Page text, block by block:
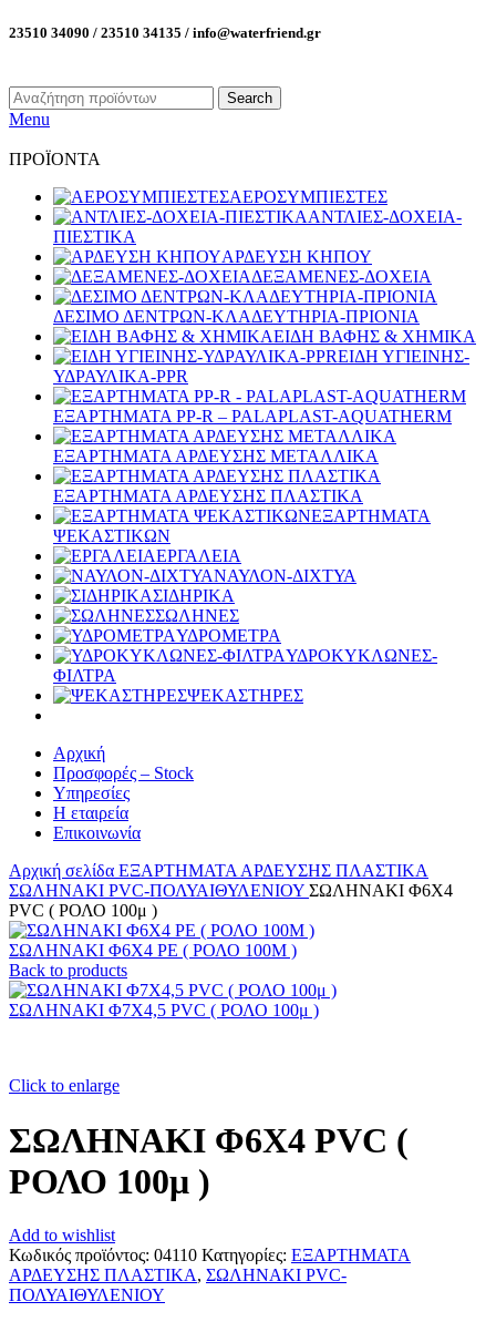
23510 34090 / 23510 34135 / info@waterfriend.gr
Search
Menu
ΠΡΟΪΟΝΤΑ
ΑΕΡΟΣΥΜΠΙΕΣΤΕΣ
ΑΝΤΛΙΕΣ-ΔΟΧΕΙΑ-
ΠΙΕΣΤΙΚΑ
ΑΡΔΕΥΣΗ ΚΗΠΟΥ
ΔΕΞΑΜΕΝΕΣ-ΔΟΧΕΙΑ
ΔΕΣΙΜΟ ΔΕΝΤΡΩΝ-ΚΛΑΔΕΥΤΗΡΙΑ-ΠΡΙΟΝΙΑ
ΕΙΔΗ ΒΑΦΗΣ & ΧΗΜΙΚΑ
ΕΙΔΗ ΥΓΙΕΙΝΗΣ-
ΥΔΡΑΥΛΙΚΑ-PPR
ΕΞΑΡΤΗΜΑΤΑ PP-R – PALAPLAST-AQUATHERM
ΕΞΑΡΤΗΜΑΤΑ ΑΡΔΕΥΣΗΣ ΜΕΤΑΛΛΙΚΑ
ΕΞΑΡΤΗΜΑΤΑ ΑΡΔΕΥΣΗΣ ΠΛΑΣΤΙΚΑ
ΕΞΑΡΤΗΜΑΤΑ
ΨΕΚΑΣΤΙΚΩΝ
ΕΡΓΑΛΕΙΑ
ΝΑΥΛΟΝ-ΔΙΧΤΥΑ
ΣΙΔΗΡΙΚΑ
ΣΩΛΗΝΕΣ
ΥΔΡΟΜΕΤΡΑ
ΥΔΡΟΚΥΚΛΩΝΕΣ-
ΦΙΛΤΡΑ
ΨΕΚΑΣΤΗΡΕΣ
Αρχική
Προσφορές – Stock
Υπηρεσίες
Η εταιρεία
Επικοινωνία
Αρχική σελίδα ΕΞΑΡΤΗΜΑΤΑ ΑΡΔΕΥΣΗΣ ΠΛΑΣΤΙΚΑ
ΣΩΛΗΝΑΚΙ PVC-ΠΟΛΥΑΙΘΥΛΕΝΙΟΥ ΣΩΛΗΝΑΚΙ Φ6Χ4
PVC ( ΡΟΛΟ 100μ )
ΣΩΛΗΝΑΚΙ Φ6X4 PE ( ΡΟΛΟ 100Μ )
Back to products
ΣΩΛΗΝΑΚΙ Φ7Χ4,5 PVC ( ΡΟΛΟ 100μ )
Click to enlarge
ΣΩΛΗΝΑΚΙ Φ6Χ4 PVC (
ΡΟΛΟ 100μ )
Add to wishlist
Κωδικός προϊόντος: 04110 Κατηγορίες: ΕΞΑΡΤΗΜΑΤΑ
ΑΡΔΕΥΣΗΣ ΠΛΑΣΤΙΚΑ, ΣΩΛΗΝΑΚΙ PVC-
ΠΟΛΥΑΙΘΥΛΕΝΙΟΥ